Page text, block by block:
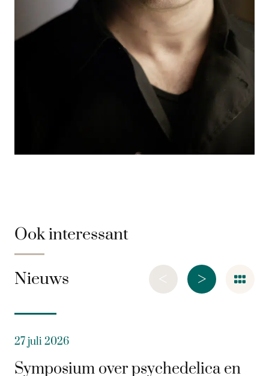
Ook interessant
Nieuws >
<
27 juli 2026
Symposium over psychedelica en